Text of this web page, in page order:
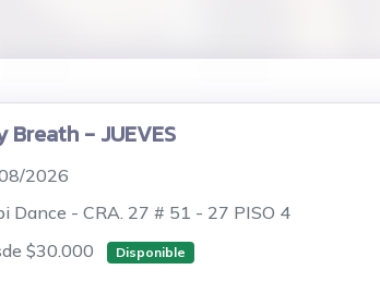
Breath - JUEVES
2026
Dance - CRA. 27 # 51 - 27 PISO 4
$30.000
Disponible